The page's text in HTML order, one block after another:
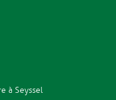
à Seyssel